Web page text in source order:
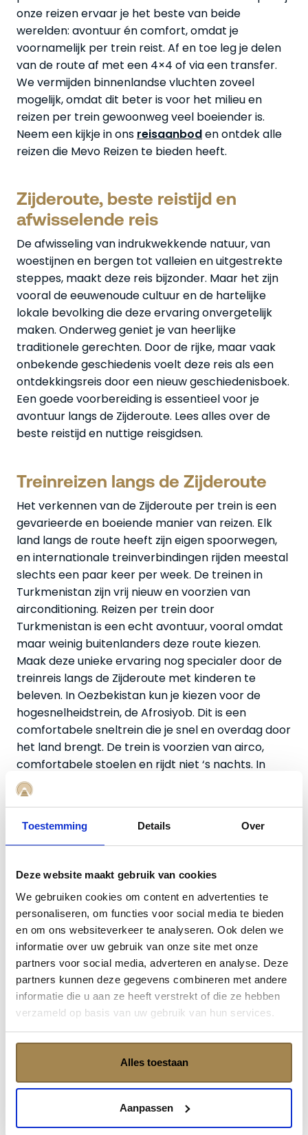
Toestemming Details Over
Deze website maakt gebruik van cookies
We gebruiken cookies om content en advertenties te
personaliseren, om functies voor social media te bieden
en om ons websiteverkeer te analyseren. Ook delen we
informatie over uw gebruik van onze site met onze
partners voor social media, adverteren en analyse. Deze
partners kunnen deze gegevens combineren met andere
informatie die u aan ze heeft verstrekt of die ze hebben
verzameld op basis van uw gebruik van hun services.
Alles toestaan
Aanpassen
onze reizen ervaar je het beste van beide
werelden: avontuur én comfort, omdat je
voornamelijk per trein reist. Af en toe leg je delen
van de route af met een 4×4 of via een transfer.
We vermijden binnenlandse vluchten zoveel
mogelijk, omdat dit beter is voor het milieu en
reizen per trein gewoonweg veel boeiender is.
Neem een kijkje in ons reisaanboden ontdek alle
reizen die Mevo Reizen te bieden heeft.
Zijderoute, beste reistijd en
afwisselende reis
De afwisseling van indrukwekkende natuur, van
woestijnen en bergen tot valleien en uitgestrekte
steppes, maakt deze reis bijzonder. Maar het zijn
vooral de eeuwenoude cultuur en de hartelijke
lokale bevolking die deze ervaring onvergetelijk
maken. Onderweg geniet je van heerlijke
traditionele gerechten. Door de rijke, maar vaak
onbekende geschiedenis voelt deze reis als een
ontdekkingsreis door een nieuw geschiedenisboek.
Een goede voorbereiding is essentieel voor je
avontuur langs de Zijderoute. Lees alles over de
beste reistijd en nuttige reisgidsen.
Treinreizen langs de Zijderoute
Het verkennen van de Zijderoute per trein is een
gevarieerde en boeiende manier van reizen. Elk
land langs de route heeft zijn eigen spoorwegen,
en internationale treinverbindingen rijden meestal
slechts een paar keer per week. De treinen in
Turkmenistan zijn vrij nieuw en voorzien van
airconditioning. Reizen per trein door
Turkmenistan is een echt avontuur, vooral omdat
maar weinig buitenlanders deze route kiezen.
Maak deze unieke ervaring nog specialer door de
treinreis langs de Zijderoute met kinderen te
beleven. In Oezbekistan kun je kiezen voor de
hogesnelheidstrein, de Afrosiyob. Dit is een
comfortabele sneltrein die je snel en overdag door
het land brengt. De trein is voorzien van airco,
comfortabele stoelen en rijdt niet ‘s nachts. In
Kazachstan kom je vaak Russische treinen tegen,
uitgerust met een traditionele samowar én een
onderweg. Het reizen per trein maakt elke etappe
van de Zijderoute tot een onvergetelijke belevenis.
Zijderoute bouwstenen
De Zijderoute Express is helemaal naar jouw
wensen samen te stellen met verschillende
bouwstenen. De basisreis brengt je in 21 dagen van
Ashgabat inTurkmenistannaar Bisjkek in Kirgizië.
Heb je meer tijd? Dan kun je bijvoorbeeld Nukus en
Aralmeer in Oezbekistan toevoegen aan je reis. In
plaats van direct naar Khiva te reizen, bezoek je
eerst Nukus en het schepenkerkhof bij het
Aralmeer. Ben je geïnteresseerd? Stuur ons een